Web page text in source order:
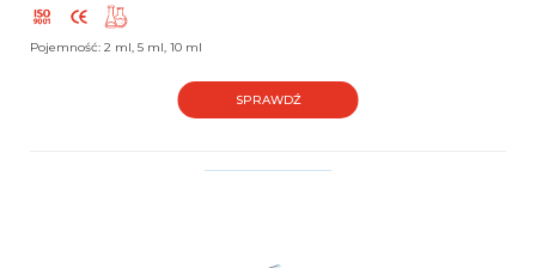
Pojemność: 2 ml, 5 ml, 10 ml
SPRAWDŹ